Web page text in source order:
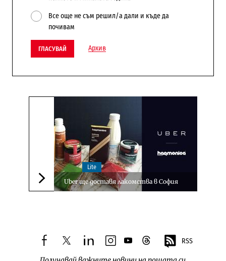
Все още не съм решил/а дали и къде да
почивам
ГЛАСУВАЙ Архив
Следваща новина
Lite
Uber ще доставя лакомства в София
facebooktwitterlinkedininstagram
youtubethreads RSS